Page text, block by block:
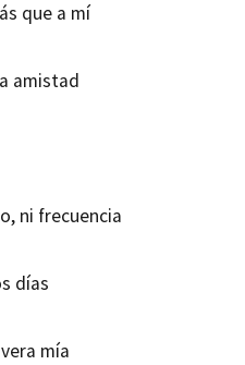
que a mí
amistad
ni frecuencia
días
mía